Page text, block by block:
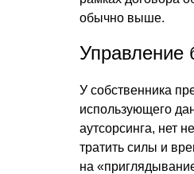
обычно выше.
Управление
У собственника
использующего
аутсорсинга, нет
тратить силы и
на